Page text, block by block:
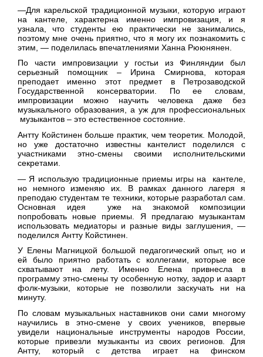
—Для карельской традиционной музыки, которую играют
на кантеле, характерна именно импровизация, и я
узнала, что студенты ею практически не занимались,
поэтому мне очень приятно, что я могу их познакомить с
этим, — поделилась впечатлениями Ханна Рююнянен.
По части импровизации у гостьи из Финляндии был
серьезный помощник – Ирина Смирнова, которая
преподает именно этот предмет в Петрозаводской
Государственной консерватории. По ее словам,
импровизации можно научить человека даже без
музыкального образования, а уж для профессиональных
музыкантов – это естественное состояние.
Антту Койстинен больше практик, чем теоретик. Молодой,
но уже достаточно известны кантелист поделился с
участниками этно-смены своими исполнительскими
секретами.
— Я использую традиционные приемы игры на кантеле,
но немного изменяю их. В рамках данного лагеря я
преподаю студентам те техники, которые разработал сам.
Основная идея уже на знакомой композиции
попробовать новые приемы. Я предлагаю музыкантам
использовать медиаторы и разные виды заглушения, —
поделился Антту Койстинен.
У Елены Магницкой большой педагогический опыт, но и
ей было приятно работать с коллегами, которые все
схватывают на лету. Именно Елена привнесла в
программу этно-смены ту особенную нотку, задор и азарт
фолк-музыки, которые не позволили заскучать ни на
минуту.
По словам музыкальных наставников они сами многому
научились в этно-смене у своих учеников, впервые
увидели национальные инструменты народов России,
которые привезли музыканты из своих регионов. Для
Антту, который с детства играет на финском